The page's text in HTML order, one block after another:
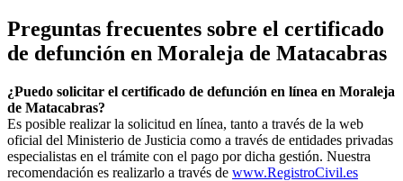
Preguntas frecuentes sobre el certificado
de defunción en Moraleja de Matacabras
¿Puedo solicitar el certificado de defunción en línea en Moraleja
de Matacabras?
Es posible realizar la solicitud en línea, tanto a través de la web
oficial del Ministerio de Justicia como a través de entidades privadas
especialistas en el trámite con el pago por dicha gestión. Nuestra
recomendación es realizarlo a través de www.RegistroCivil.es